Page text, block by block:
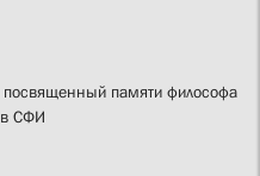
памяти философа
в СФИ